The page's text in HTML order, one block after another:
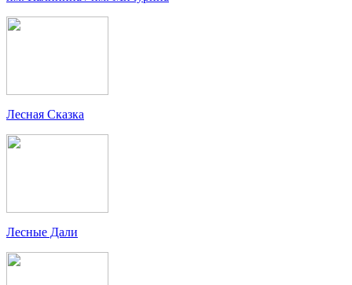
Лесная Сказка
Лесные Дали